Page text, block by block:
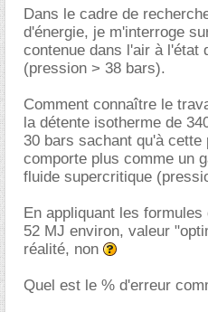
Dans le cadre de
d'énergie, je m'interroge
contenue dans l'air à l'état
(pression > 38 bars).
Comment connaître le
la détente isotherme de
30 bars sachant qu'à
comporte plus comme un
fluide supercritique
En appliquant les
52 MJ environ, valeur
réalité, non
Quel est le % d'erreur